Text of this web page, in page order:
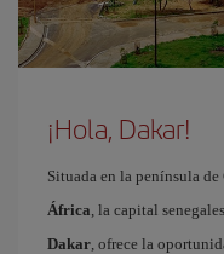
¡Hola, Dakar!
Situada en la península de
África, la capital
Dakar, ofrece la